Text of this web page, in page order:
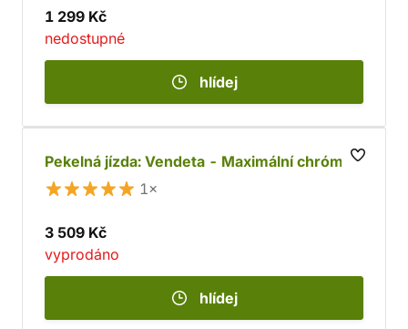
1 299 Kč
nedostupné
hlídej
Pekelná jízda: Vendeta - Maximální chróm
1×
3 509 Kč
vyprodáno
hlídej